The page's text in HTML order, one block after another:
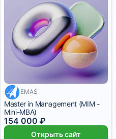
12 833 ₽/мес
EMAS
Master in Management (MIM -
Mini-MBA)
154 000 ₽
Открыть сайт